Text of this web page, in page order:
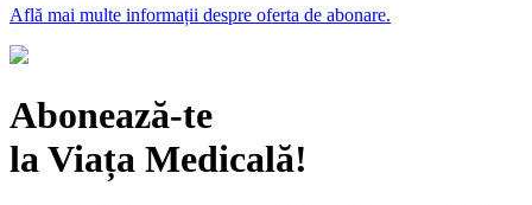
Află mai multe informații despre oferta de abonare.
Abonează-te
la Viața Medicală!